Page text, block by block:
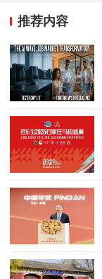
推荐内容